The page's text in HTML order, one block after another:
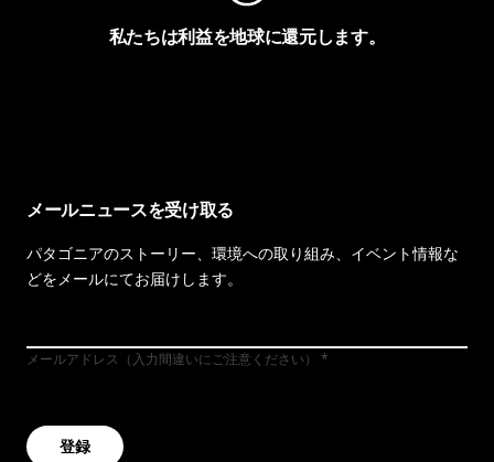
私たちは利益を地球に還元します。
メールニュースを受け取る
パタゴニアのストーリー、環境への取り組み、イベント情報な
どをメールにてお届けします。
メールアドレス（入力間違いにご注意ください）
登録